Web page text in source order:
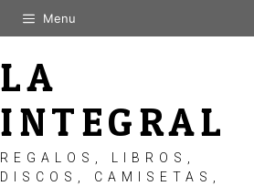
Menu
LA
INTEGRAL
REGALOS, LIBROS,
DISCOS, CAMISETAS,